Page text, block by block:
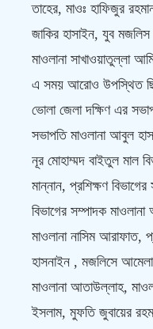
তাহের, মাওঃ হাফিজুর
জাকির হাসাইন, যুব
মাওলানা সাখাওয়াতুল্লা
এ সময় আরোও উপস্থিত
ভোলা জেলা দক্ষিণ এর
সভাপতি মাওলানা আবুল
নূর মোহাম্মদ বাইতুল মাল
মান্নান, প্রশিক্ষণ
বিভাগের সম্পাদক
মাওলানা নাসিম আরাফাত,
হাসনাইন , মজলিসে
মাওলানা আতাউল্লাহ,
ইসলাম, মুফতি জুবায়ের